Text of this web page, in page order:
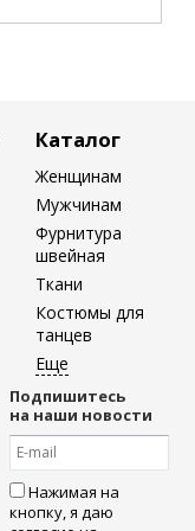
Каталог
Женщинам
Мужчинам
Фурнитура
швейная
Ткани
Костюмы для
танцев
Подпишитесь
на наши новости
Нажимая на
кнопку, я даю